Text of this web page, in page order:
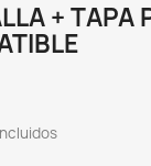
+ TAPA